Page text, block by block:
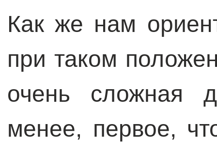
Как же нам
при таком
очень сложная
менее, первое,